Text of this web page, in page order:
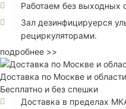
Работаем без выходных
Зал дезинфицируерся
рециркуляторами.
подробнее >>
Доставка по Москве и области
Бесплатно и без спешки
Доставка в пределах